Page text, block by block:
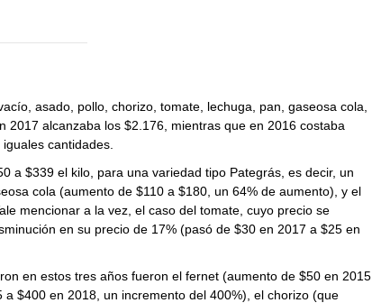
asado, pollo, chorizo, tomate, lechuga, pan, gaseosa cola,
alcanzaba los $2.176, mientras que en 2016 costaba
cantidades.
a $339 el kilo, para una variedad tipo Pategrás, es decir, un
cola (aumento de $110 a $180, un 64% de aumento), y el
mencionar a la vez, el caso del tomate, cuyo precio se
en su precio de 17% (pasó de $30 en 2017 a $25 en
en estos tres años fueron el fernet (aumento de $50 en 2015
$400 en 2018, un incremento del 400%), el chorizo (que